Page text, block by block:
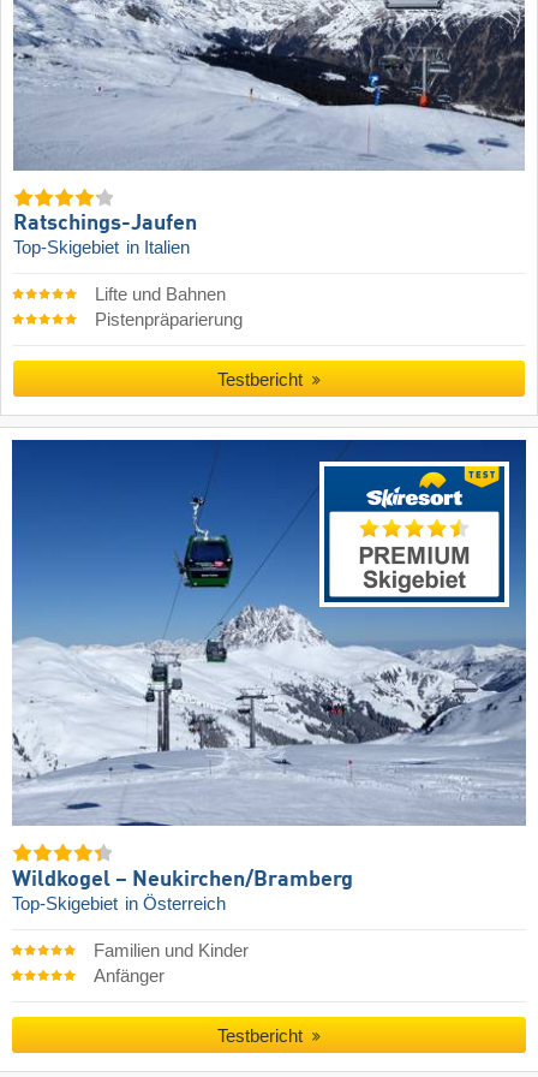
Ratschings-Jaufen
Top-Skigebiet in Italien
Lifte und Bahnen
Pistenpräparierung
Testbericht
Wildkogel – Neukirchen/​Bramberg
Top-Skigebiet in Österreich
Familien und Kinder
Anfänger
Testbericht